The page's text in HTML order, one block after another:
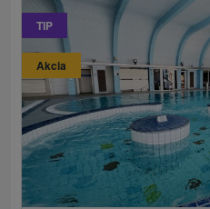
TIP
Akcia